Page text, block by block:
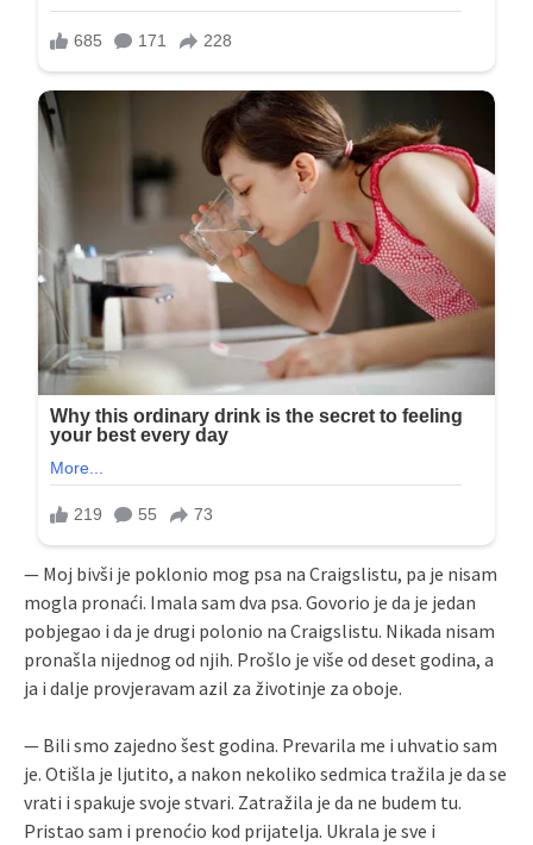
— Moj bivši je poklonio mog psa na Craigslistu, pa je nisam
mogla pronaći. Imala sam dva psa. Govorio je da je jedan
pobjegao i da je drugi polonio na Craigslistu. Nikada nisam
pronašla nijednog od njih. Prošlo je više od deset godina, a
ja i dalje provjeravam azil za životinje za oboje.
— Bili smo zajedno šest godina. Prevarila me i uhvatio sam
je. Otišla je ljutito, a nakon nekoliko sedmica tražila je da se
vrati i spakuje svoje stvari. Zatražila je da ne budem tu.
Pristao sam i prenoćio kod prijatelja. Ukrala je sve i